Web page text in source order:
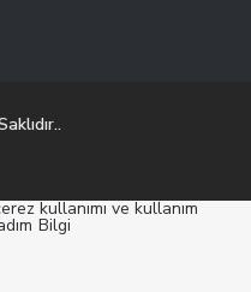
kullanımı ve kullanım
Bilgi